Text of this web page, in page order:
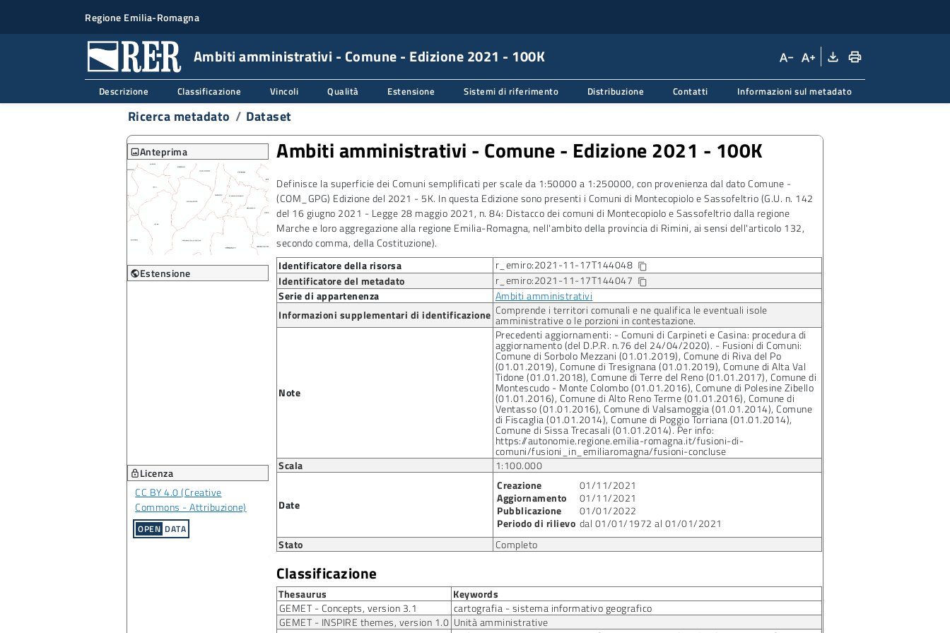
Regione Emilia-Romagna
Ambiti amministrativi - Comune - Edizione 2021 - 100K text_decrease text_increase file_download print
Descrizione Classificazione Vincoli Qualità Estensione Sistemi di riferimento Distribuzione Contatti Informazioni sul metadato
Ricerca metadato Dataset
imageAnteprima
publicEstensione
lock Licenza
CC BY 4.0 (Creative
Commons - Attribuzione)
OPEN DATA
Ambiti amministrativi - Comune - Edizione 2021 - 100K
Definisce la superficie dei Comuni semplificati per scale da 1:50000 a 1:250000, con provenienza dal dato Comune -
(COM_GPG) Edizione del 2021 - 5K. In questa Edizione sono presenti i Comuni di Montecopiolo e Sassofeltrio (G.U. n. 142
del 16 giugno 2021 - Legge 28 maggio 2021, n. 84: Distacco dei comuni di Montecopiolo e Sassofeltrio dalla regione
Marche e loro aggregazione alla regione Emilia-Romagna, nell'ambito della provincia di Rimini, ai sensi dell'articolo 132,
secondo comma, della Costituzione).
Identificatore della risorsa
r_emiro:2021-11-17T144048 content_copy
Identificatore del metadato r_emiro:2021-11-17T144047 content_copy
Serie di appartenenza
Ambiti amministrativi
Informazioni supplementari di identificazione Comprende i territori comunali e ne qualifica le eventuali isole
amministrative o le porzioni in contestazione.
Note
Precedenti aggiornamenti: - Comuni di Carpineti e Casina: procedura di
aggiornamento (del D.P.R. n.76 del 24/04/2020). - Fusioni di Comuni:
Comune di Sorbolo Mezzani (01.01.2019), Comune di Riva del Po
(01.01.2019), Comune di Tresignana (01.01.2019), Comune di Alta Val
Tidone (01.01.2018), Comune di Terre del Reno (01.01.2017), Comune di
Montescudo - Monte Colombo (01.01.2016), Comune di Polesine Zibello
(01.01.2016), Comune di Alto Reno Terme (01.01.2016), Comune di
Ventasso (01.01.2016), Comune di Valsamoggia (01.01.2014), Comune
di Fiscaglia (01.01.2014), Comune di Poggio Torriana (01.01.2014),
Comune di Sissa Trecasali (01.01.2014). Per info:
https://autonomie.regione.emilia-romagna.it/fusioni-di-
comuni/fusioni_in_emiliaromagna/fusioni-concluse
Scala
1:100.000
Date
Creazione
01/11/2021
Aggiornamento
01/11/2021
Pubblicazione
01/01/2022
Periodo di rilievo dal 01/01/1972 al 01/01/2021
Stato
Completo
Classificazione
Thesaurus
Keywords
GEMET - Concepts, version 3.1
cartografia - sistema informativo geografico
GEMET - INSPIRE themes, version 1.0 Unità amministrative